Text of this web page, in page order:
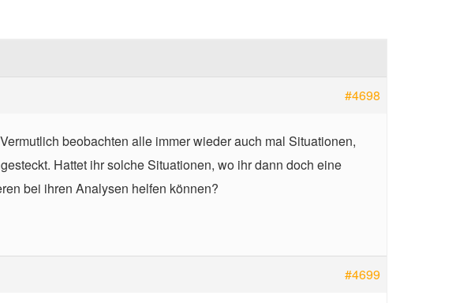
#4698
beobachten alle immer wieder auch mal Situationen,
Hattet ihr solche Situationen, wo ihr dann doch eine
bei ihren Analysen helfen können?
#4699